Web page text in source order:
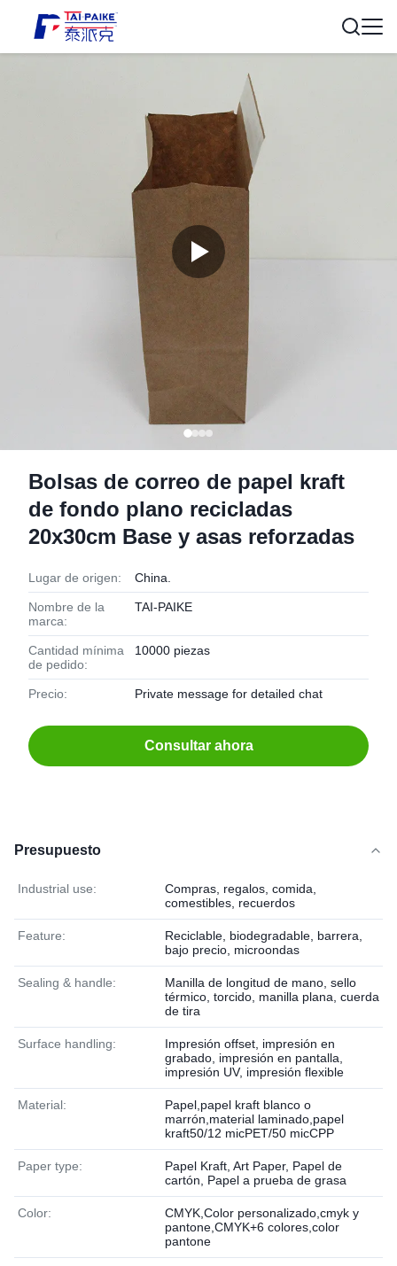
Bolsas de correo de papel kraft
de fondo plano recicladas
20x30cm Base y asas reforzadas
Lugar de origen: China.
Nombre de la
marca:
TAI-PAIKE
Cantidad mínima
de pedido:
10000 piezas
Precio: Private message for detailed chat
Consultar ahora
Presupuesto
Industrial use:
Compras, regalos, comida,
comestibles, recuerdos
Feature:
Reciclable, biodegradable, barrera,
bajo precio, microondas
Sealing & handle:
Manilla de longitud de mano, sello
térmico, torcido, manilla plana, cuerda
de tira
Surface handling:
Impresión offset, impresión en
grabado, impresión en pantalla,
impresión UV, impresión flexible
Material:
Papel,papel kraft blanco o
marrón,material laminado,papel
kraft50/12 micPET/50 micCPP
Paper type:
Papel Kraft, Art Paper, Papel de
cartón, Papel a prueba de grasa
Color:
CMYK,Color personalizado,cmyk y
pantone,CMYK+6 colores,color
pantone